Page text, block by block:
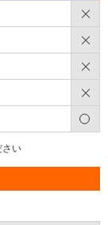
さい